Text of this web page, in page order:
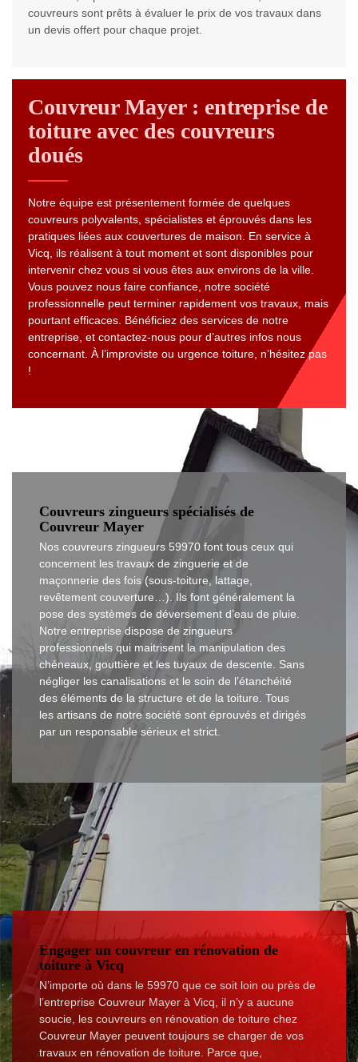
couvreurs sont prêts à évaluer le prix de vos travaux dans
un devis offert pour chaque projet.
Couvreur Mayer : entreprise de
toiture avec des couvreurs
doués
Notre équipe est présentement formée de quelques
couvreurs polyvalents, spécialistes et éprouvés dans les
pratiques liées aux couvertures de maison. En service à
Vicq, ils réalisent à tout moment et sont disponibles pour
intervenir chez vous si vous êtes aux environs de la ville.
Vous pouvez nous faire confiance, notre société
professionnelle peut terminer rapidement vos travaux, mais
pourtant efficaces. Bénéficiez des services de notre
entreprise, et contactez-nous pour d’autres infos nous
concernant. À l’improviste ou urgence toiture, n’hésitez pas
!
Couvreurs zingueurs spécialisés de
Couvreur Mayer
Nos couvreurs zingueurs 59970 font tous ceux qui
concernent les travaux de zinguerie et de
maçonnerie des fois (sous-toiture, lattage,
revêtement couverture…). Ils font généralement la
pose des systèmes de déversement d’eau de pluie.
Notre entreprise dispose de zingueurs
professionnels qui maitrisent la manipulation des
chéneaux, gouttière et les tuyaux de descente. Sans
négliger les canalisations et le soin de l’étanchéité
des éléments de la structure et de la toiture. Tous
les artisans de notre société sont éprouvés et dirigés
par un responsable sérieux et strict.
Engager un couvreur en rénovation de
toiture à Vicq
N’importe où dans le 59970 que ce soit loin ou près de
l’entreprise Couvreur Mayer à Vicq, il n’y a aucune
soucie, les couvreurs en rénovation de toiture chez
Couvreur Mayer peuvent toujours se charger de vos
travaux en rénovation de toiture. Parce que,